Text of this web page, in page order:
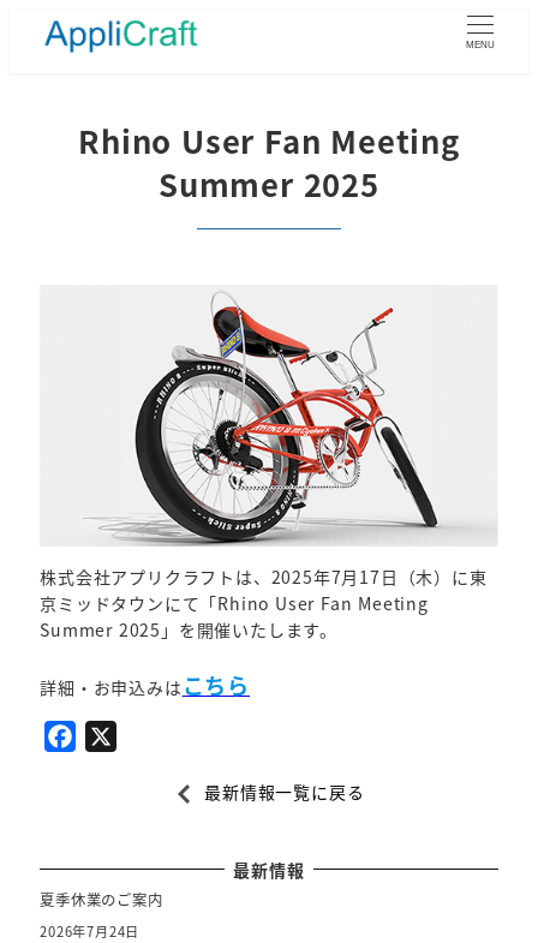
MENU
Rhino User Fan Meeting
Summer 2025
株式会社アプリクラフトは、2025年7月17日（木）に東
京ミッドタウンにて「Rhino User Fan Meeting
Summer 2025」を開催いたします。
詳細・お申込みは こちら
b
o
o
最新情報一覧に戻る
最新情報
夏季休業のご案内
2026年7月24日